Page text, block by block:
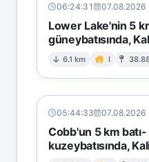
06:24:31 07.08.2026
Lower Lake'nin 5
güneybatısında,
6.1 km I
05:44:33 07.08.2026
Cobb'un 5 km batı-
kuzeybatısında,